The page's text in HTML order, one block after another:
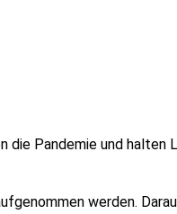
die Pandemie und halten
werden.